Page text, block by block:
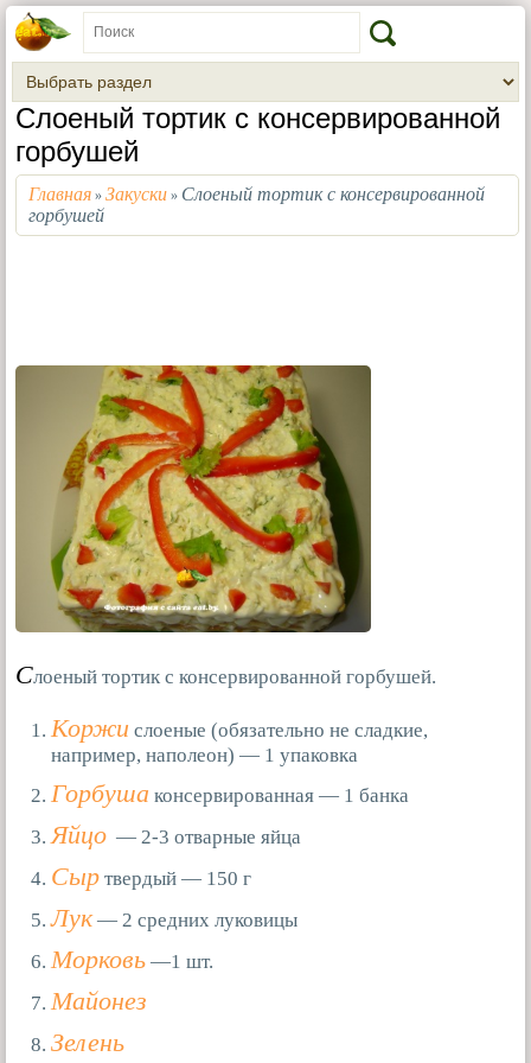
Слоеный тортик с консервированной
горбушей
Главная » Закуски » Слоеный тортик с консервированной
горбушей
Слоеный тортик с консервированной горбушей.
Коржи слоеные (обязательно не сладкие,
например, наполеон) — 1 упаковка
Горбуша консервированная — 1 банка
Яйцо — 2-3 отварные яйца
Сыр твердый — 150 г
Лук— 2 средних луковицы
Морковь —1 шт.
Майонез
Зелень